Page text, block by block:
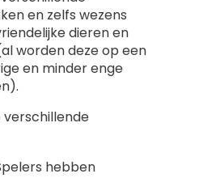
en zelfs wezens
dieren en
worden deze op een
en minder enge
hebben